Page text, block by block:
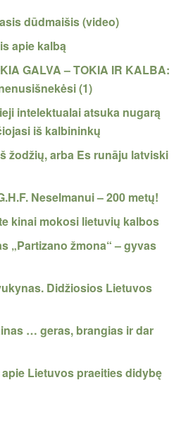
dūdmaišis (video)
apie kalbą
GALVA – TOKIA IR KALBA:
(1)
intelektualai atsuka nugarą
iš kalbininkų
žodžių, arba Es runāju latviski
Neselmanui – 200 metų!
kinai mokosi lietuvių kalbos
„Partizano žmona“ – gyvas
Didžiosios Lietuvos
… geras, brangias ir dar
Lietuvos praeities didybę